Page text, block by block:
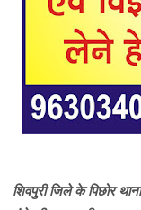
शिवपुरी जिले के पिछोर